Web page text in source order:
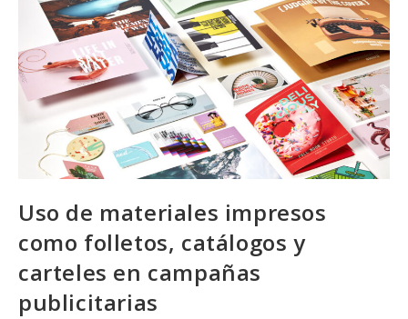
Uso de materiales impresos
como folletos, catálogos y
carteles en campañas
publicitarias